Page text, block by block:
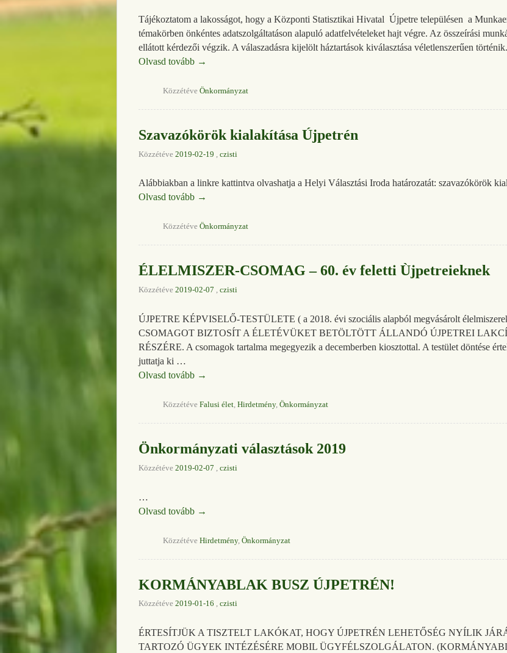
Tájékoztatom a lakosságot, hogy a Központi Statisztikai Hivatal Újpetre településen a
témakörben önkéntes adatszolgáltatáson alapuló adatfelvételeket hajt végre. Az összeírási
ellátott kérdezői végzik. A válaszadásra kijelölt háztartások kiválasztása véletlenszerűen
Olvasd tovább →
Közzétéve Önkormányzat
Szavazókörök kialakítása Újpetrén
Közzétéve 2019-02-19 czisti
Alábbiakban a linkre kattintva olvashatja a Helyi Választási Iroda határozatát: szavazókörök
Olvasd tovább →
Közzétéve Önkormányzat
ÉLELMISZER-CSOMAG – 60. év feletti Ùjpetreieknek
Közzétéve 2019-02-07 , czisti
ÚJPETRE KÉPVISELŐ-TESTÜLETE ( a 2018. évi szociális alapból megvásárolt
CSOMAGOT BIZTOSÍT A ÉLETÉVÜKET BETÖLTÖTT ÁLLANDÓ ÚJPETREI
RÉSZÉRE. A csomagok tartalma megegyezik a decemberben kiosztottal. A testület döntése
juttatja ki …
Olvasd tovább →
Közzétéve Falusi élet, Hirdetmény, Önkormányzat
Önkormányzati választások 2019
Közzétéve 2019-02-07 czisti
…
Olvasd tovább →
Közzétéve Hirdetmény, Önkormányzat
KORMÁNYABLAK BUSZ ÚJPETRÉN!
Közzétéve 2019-01-16 , czisti
ÉRTESÍTJÜK A TISZTELT LAKÓKAT, HOGY ÚJPETRÉN LEHETŐSÉG NYÍLIK
TARTOZÓ ÜGYEK INTÉZÉSÉRE MOBIL ÜGYFÉLSZOLGÁLATON.